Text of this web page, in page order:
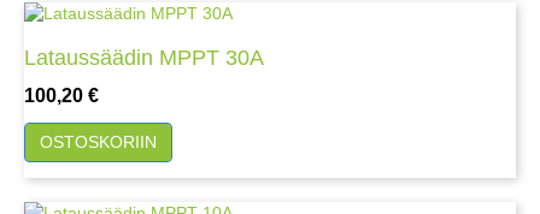
Lataussäädin MPPT 30A
Hinta
100,20 €
OSTOSKORIIN